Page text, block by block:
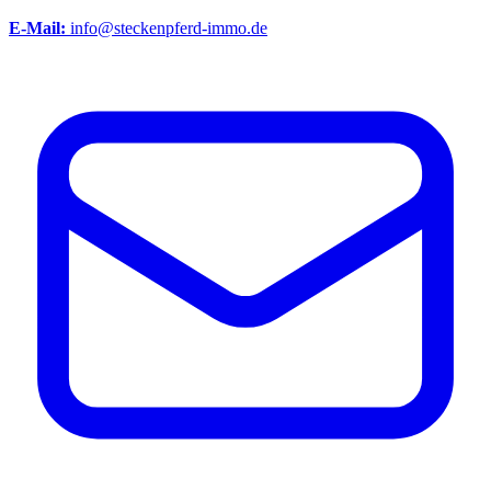
E-Mail: info@steckenpferd-immo.de